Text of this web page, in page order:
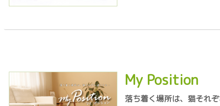
My Position
落ち着く場所は、猫それ